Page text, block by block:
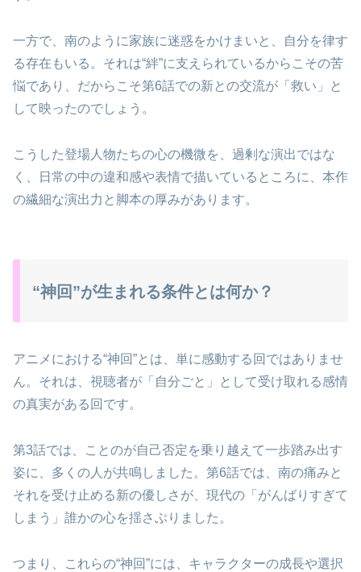
一方で、南のように家族に迷惑をかけまいと、自分を律す
る存在もいる。それは“絆”に支えられているからこその苦
悩であり、だからこそ第6話での新との交流が「救い」と
して映ったのでしょう。
こうした登場人物たちの心の機微を、過剰な演出ではな
く、日常の中の違和感や表情で描いているところに、本作
の繊細な演出力と脚本の厚みがあります。
“神回”が生まれる条件とは何か？
アニメにおける“神回”とは、単に感動する回ではありませ
ん。それは、視聴者が「自分ごと」として受け取れる感情
の真実がある回です。
第3話では、ことのが自己否定を乗り越えて一歩踏み出す
姿に、多くの人が共鳴しました。第6話では、南の痛みと
それを受け止める新の優しさが、現代の「がんばりすぎて
しまう」誰かの心を揺さぶりました。
つまり、これらの“神回”には、キャラクターの成長や選択